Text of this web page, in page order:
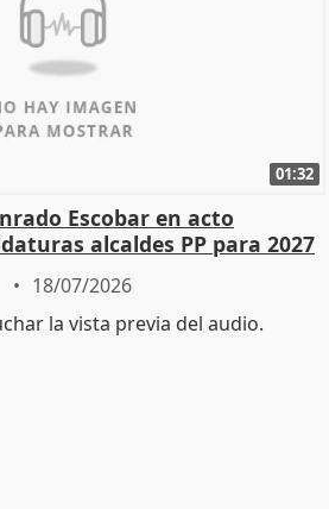
01:32
Escobar en acto
alcaldes PP para 2027
18/07/2026